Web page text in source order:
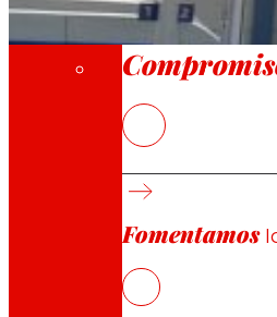
Fomentamos
Se trata de
EROSKI cuenta ya
ha inaugurado dos
modelo comercial altamente